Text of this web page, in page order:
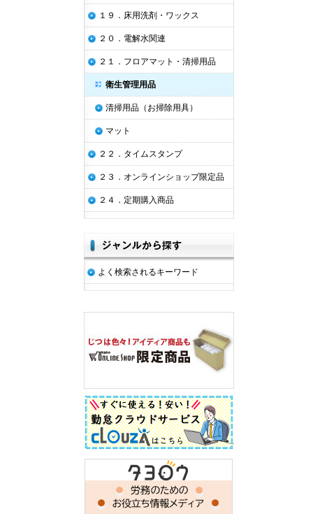
１９．床用洗剤・ワックス
２０．電解水関連
２１．フロアマット・清掃用品
衛生管理用品
清掃用品（お掃除用具）
マット
２２．タイムスタンプ
２３．オンラインショップ限定品
２４．定期購入商品
よく検索されるキーワード